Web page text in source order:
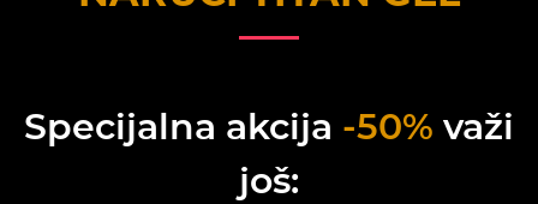
Specijalna akcija -50% važi
još: